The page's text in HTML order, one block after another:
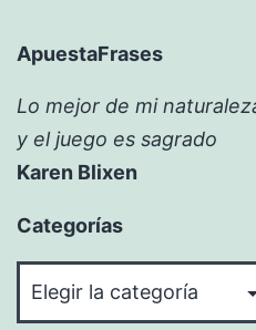
ApuestaFrases
Lo mejor de mi
y el juego es sagrado
Karen Blixen
Categorías